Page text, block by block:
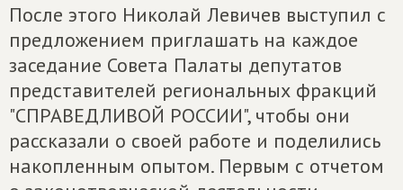
После этого Николай Левичев выступил с
предложением приглашать на каждое
заседание Совета Палаты депутатов
представителей региональных фракций
"СПРАВЕДЛИВОЙ РОССИИ", чтобы они
рассказали о своей работе и поделились
накопленным опытом. Первым с отчетом